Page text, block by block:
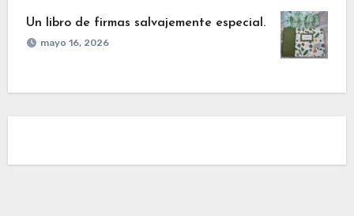
Un libro de firmas salvajemente especial.
mayo 16, 2026